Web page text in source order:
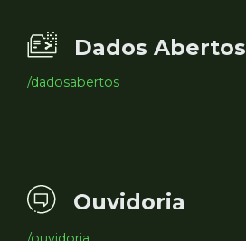
Dados Abertos
/dadosabertos
Ouvidoria